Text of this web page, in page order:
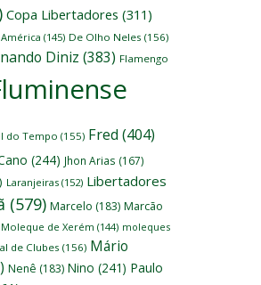
Copa Libertadores (311)
(145) De Olho Neles (156)
Diniz (383) Flamengo
do Tempo (155) Fred (404)
(244) Jhon Arias (167)
Laranjeiras (152) Libertadores
(579) Marcelo (183) Marcão
Moleque de Xerém (144) moleques
de Clubes (156) Mário
Nenê (183) Nino (241) Paulo